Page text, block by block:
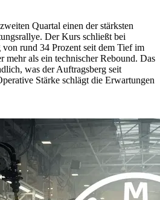
Quartal einen der stärksten
Der Kurs schließt bei
rund 34 Prozent seit dem Tief im
mehr als ein technischer Rebound. Das
was der Auftragsberg seit
Stärke schlägt die Erwartungen